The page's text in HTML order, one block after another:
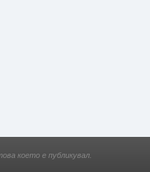
което е публикувал.